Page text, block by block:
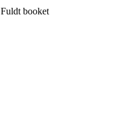
Fuldt booket